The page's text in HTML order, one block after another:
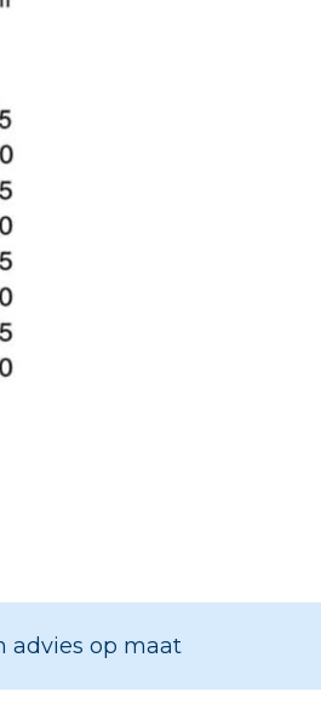
advies op maat